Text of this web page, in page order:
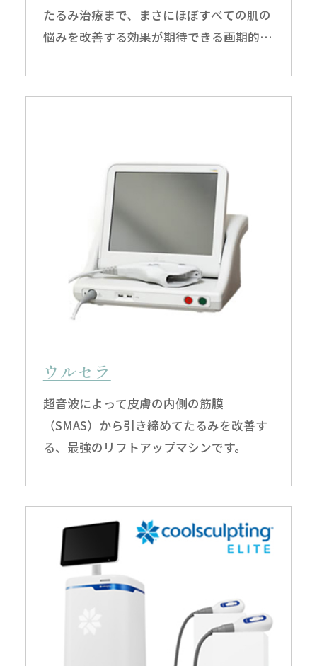
たるみ治療まで、まさにほぼすべての肌の
悩みを改善する効果が期待できる画期的な
ウルセラ
超音波によって皮膚の内側の筋膜
（SMAS）から引き締めてたるみを改善す
る、最強のリフトアップマシンです。